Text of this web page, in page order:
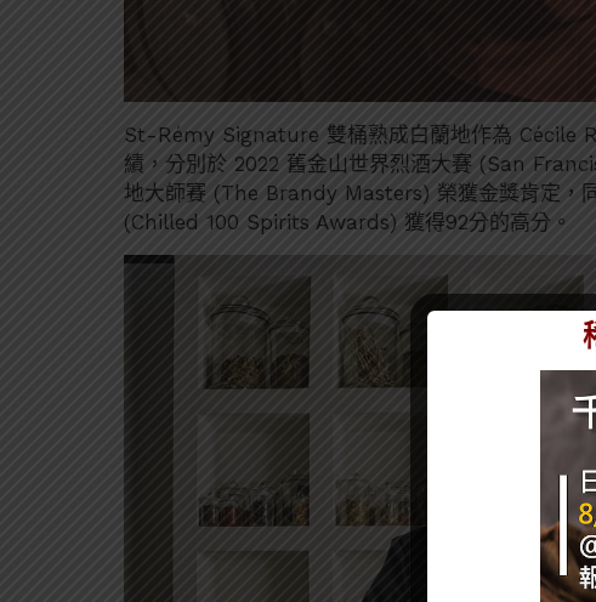
St-Rémy Signature 雙桶熟成白蘭地作為 Cécile
績，分別於 2022 舊金山世界烈酒大賽 (San
地大師賽 (The Brandy Masters) 榮獲金獎肯定，
(Chilled 100 Spirits Awards) 獲得92分的高分。